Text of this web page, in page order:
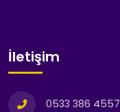
İletişim
0533 386 4557